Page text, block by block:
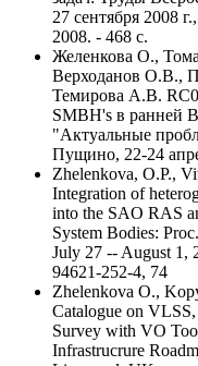
27 сентября 2008
2008. - 468 с.
Желенкова О.,
Верходанов О.В.,
Темирова А.В.
SMBH's в ранней
"Актуальные
Пущино, 22-24
Zhelenkova, O.P.,
Integration of
into the SAO RAS
System Bodies:
July 27 -- August 1,
94621-252-4, 74
Zhelenkova O.,
Catalogue on
Survey with VO
Infrastrucrure